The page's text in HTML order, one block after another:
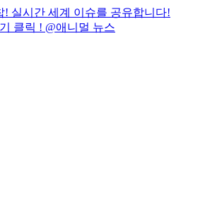
! 실시간 세계 이슈를 공유합니다!
클릭 ! @애니멀 뉴스